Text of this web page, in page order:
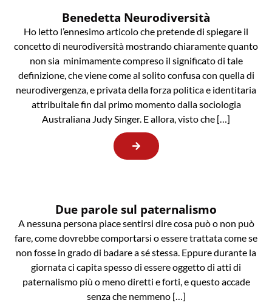
Benedetta Neurodiversità
Ho letto l’ennesimo articolo che pretende di spiegare il
concetto di neurodiversità mostrando chiaramente quanto
non sia minimamente compreso il significato di tale
definizione, che viene come al solito confusa con quella di
neurodivergenza, e privata della forza politica e identitaria
attribuitale fin dal primo momento dalla sociologia
Australiana Judy Singer. E allora, visto che […]
Due parole sul paternalismo
A nessuna persona piace sentirsi dire cosa può o non può
fare, come dovrebbe comportarsi o essere trattata come se
non fosse in grado di badare a sé stessa. Eppure durante la
giornata ci capita spesso di essere oggetto di atti di
paternalismo più o meno diretti e forti, e questo accade
senza che nemmeno […]